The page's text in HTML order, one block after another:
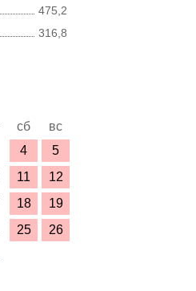
475,2
316,8
сб
вс
4
5
11
12
18
19
25
26